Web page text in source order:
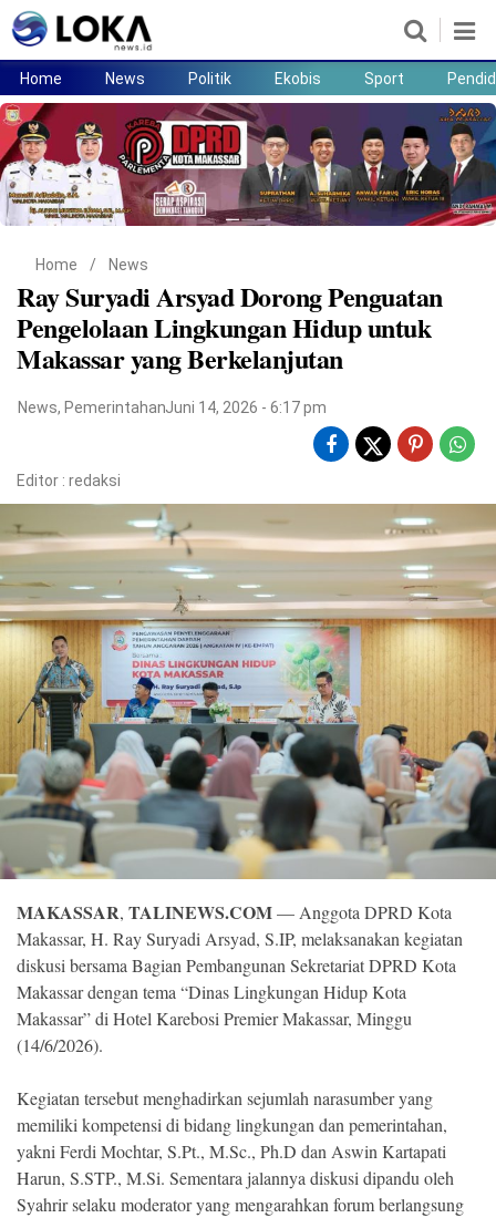
Home News
Ekobis
Sport Pendidikan
Lifestyle
©
Copyright
Loka
News
-
All
right
reserved
Home News Politik Ekobis Sport
Home / News
Ray Suryadi Arsyad Dorong Penguatan
Pengelolaan Lingkungan Hidup untuk
Makassar yang Berkelanjutan
News, PemerintahanJuni 14, 2026 - 6:17 pm
Editor : redaksi
MAKASSAR, TALINEWS.COM— Anggota DPRD Kota
Makassar, H. Ray Suryadi Arsyad, S.IP, melaksanakan kegiatan
diskusi bersama Bagian Pembangunan Sekretariat DPRD Kota
Makassar dengan tema “Dinas Lingkungan Hidup Kota
Makassar” di Hotel Karebosi Premier Makassar, Minggu
(14/6/2026).
Kegiatan tersebut menghadirkan sejumlah narasumber yang
memiliki kompetensi di bidang lingkungan dan pemerintahan,
yakni Ferdi Mochtar, S.Pt., M.Sc., Ph.D dan Aswin Kartapati
Harun, S.STP., M.Si. Sementara jalannya diskusi dipandu oleh
Syahrir selaku moderator yang mengarahkan forum berlangsung